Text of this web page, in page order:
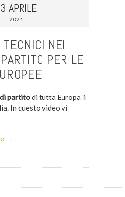
APRILE
2024
TECNICI NEI
PER LE
partitodi tutta Europa li
In questo video vi
→